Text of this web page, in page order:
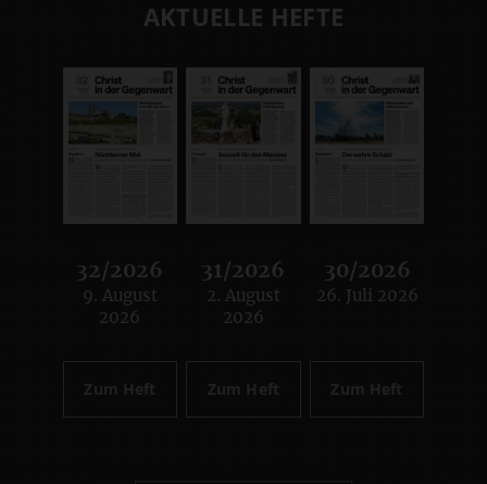
AKTUELLE HEFTE
32/2026
:
9. August
2026
Zum Heft
31/2026
:
2. August
2026
Zum Heft
30/2026
:
26. Juli 2026
Zum Heft